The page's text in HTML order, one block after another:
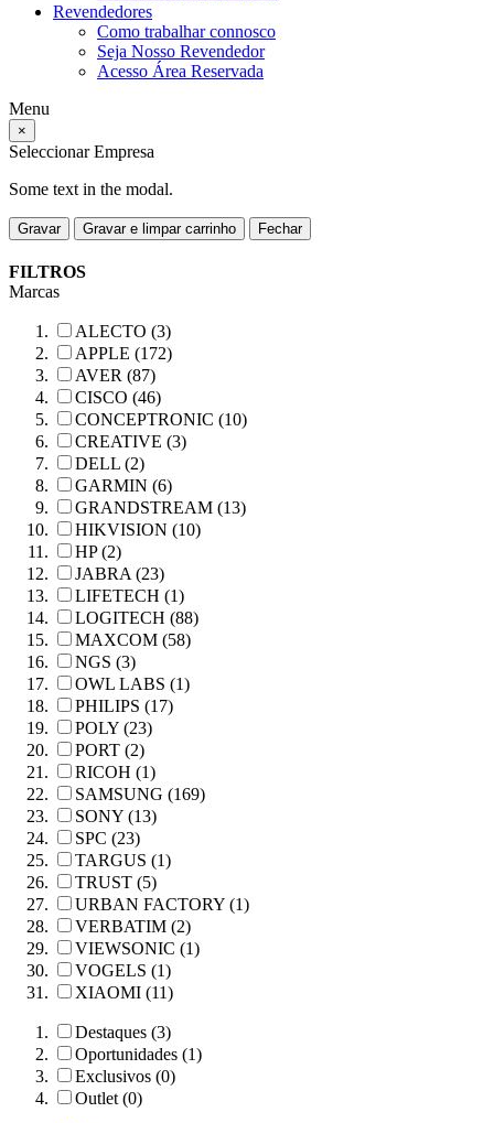
Revendedores
Como trabalhar connosco
Seja Nosso Revendedor
Acesso Área Reservada
Menu
×
Seleccionar Empresa
Some text in the modal.
Gravar Gravar e limpar carrinho Fechar
FILTROS
Marcas
ALECTO (3)
APPLE (172)
AVER (87)
CISCO (46)
CONCEPTRONIC (10)
CREATIVE (3)
DELL (2)
GARMIN (6)
GRANDSTREAM (13)
HIKVISION (10)
HP (2)
JABRA (23)
LIFETECH (1)
LOGITECH (88)
MAXCOM (58)
NGS (3)
OWL LABS (1)
PHILIPS (17)
POLY (23)
PORT (2)
RICOH (1)
SAMSUNG (169)
SONY (13)
SPC (23)
TARGUS (1)
TRUST (5)
URBAN FACTORY (1)
VERBATIM (2)
VIEWSONIC (1)
VOGELS (1)
XIAOMI (11)
Destaques (3)
Oportunidades (1)
Exclusivos (0)
Outlet (0)